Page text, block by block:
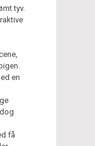
tyv.
en
få